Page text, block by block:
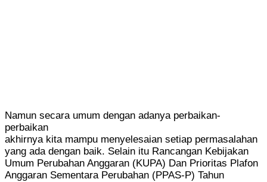
Namun secara umum dengan adanya perbaikan-
perbaikan
akhirnya kita mampu menyelesaian setiap permasalahan
yang ada dengan baik. Selain itu Rancangan Kebijakan
Umum Perubahan Anggaran (KUPA) Dan Prioritas Plafon
Anggaran Sementara Perubahan (PPAS-P) Tahun